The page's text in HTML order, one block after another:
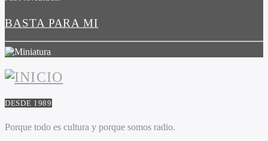
BASTA PARA MI
DESDE 1989
Porque todo es cultura y porque somos radio.